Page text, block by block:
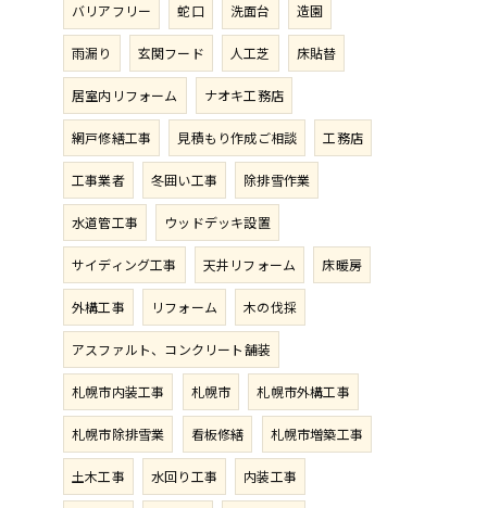
バリアフリー 蛇口 洗面台 造園
雨漏り 玄関フード 人工芝 床貼替
居室内リフォーム ナオキ工務店
網戸修繕工事 見積もり作成ご相談 工務店
工事業者 冬囲い工事 除排雪作業
水道管工事 ウッドデッキ設置
サイディング工事 天井リフォーム 床暖房
外構工事 リフォーム 木の伐採
アスファルト、コンクリート舗装
札幌市内装工事 札幌市 札幌市外構工事
札幌市除排雪業 看板修繕 札幌市増築工事
土木工事 水回り工事 内装工事